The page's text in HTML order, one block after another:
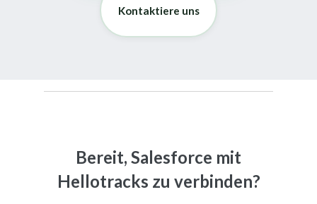
Kontaktiere uns
Bereit, Salesforce mit
Hellotracks zu verbinden?